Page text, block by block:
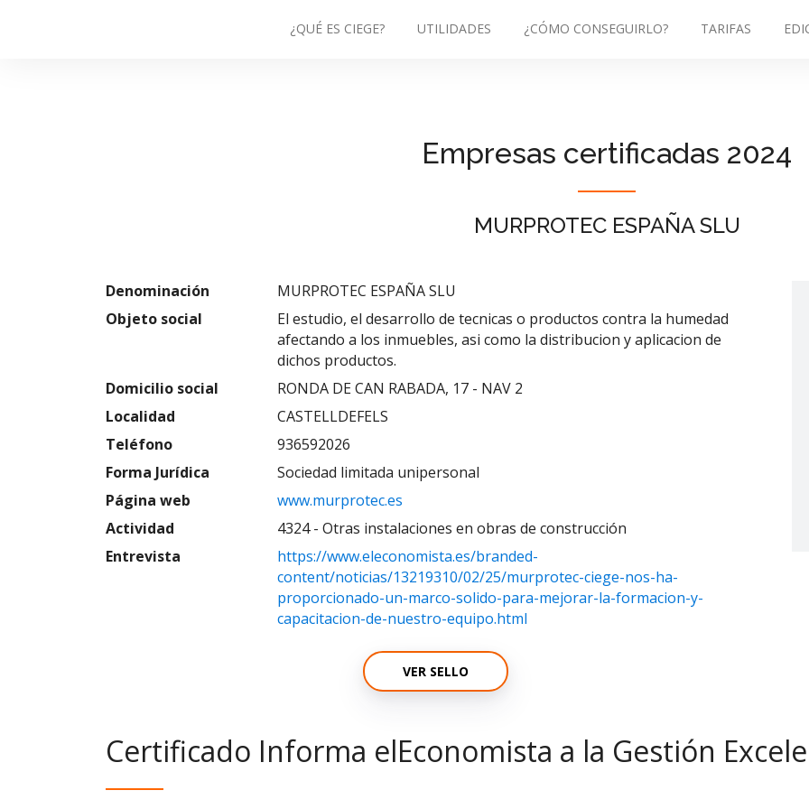
¿QUÉ ES CIEGE? UTILIDADES ¿CÓMO CONSEGUIRLO? TARIFAS
Empresas certificadas 2024
MURPROTEC ESPAÑA SLU
Denominación
MURPROTEC ESPAÑA SLU
Objeto social
El estudio, el desarrollo de tecnicas o productos contra la humedad
afectando a los inmuebles, asi como la distribucion y aplicacion de
dichos productos.
Domicilio social
RONDA DE CAN RABADA, 17 - NAV 2
Localidad
CASTELLDEFELS
Teléfono
936592026
Forma Jurídica
Sociedad limitada unipersonal
Página web
www.murprotec.es
Actividad
4324 - Otras instalaciones en obras de construcción
Entrevista
https://www.eleconomista.es/branded-
content/noticias/13219310/02/25/murprotec-ciege-nos-ha-
proporcionado-un-marco-solido-para-mejorar-la-formacion-y-
capacitacion-de-nuestro-equipo.html
VER SELLO
Certificado Informa elEconomista a la Gestión